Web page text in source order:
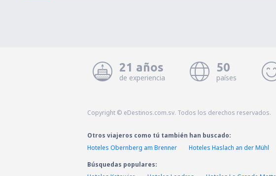
21 años
de experiencia
50
países
Copyright © eDestinos.com.sv. Todos los derechos reservados.
Otros viajeros como tú también han buscado:
Hoteles Obernberg am Brenner
Hoteles Haslach an der Mühl
Búsquedas populares: